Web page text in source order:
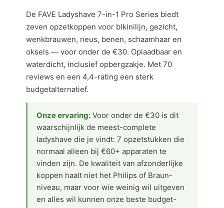
De FAVE Ladyshave 7-in-1 Pro Series biedt
zeven opzetkoppen voor bikinilijn, gezicht,
wenkbrauwen, neus, benen, schaamhaar en
oksels — voor onder de €30. Oplaadbaar en
waterdicht, inclusief opbergzakje. Met 70
reviews en een 4,4-rating een sterk
budgetalternatief.
Onze ervaring: Voor onder de €30 is dit
waarschijnlijk de meest-complete
ladyshave die je vindt: 7 opzetstukken die
normaal alleen bij €60+ apparaten te
vinden zijn. De kwaliteit van afzonderlijke
koppen haalt niet het Philips of Braun-
niveau, maar voor wie weinig wil uitgeven
en alles wil kunnen onze beste budget-